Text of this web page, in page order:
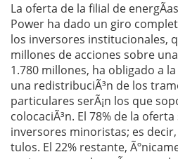
La oferta de la filial de
Power ha dado un giro
los inversores institucionales,
millones de acciones sobre
1.780 millones, ha obligado a
una redistribuciÃ³n de los
particulares serÃ¡n los que
colocaciÃ³n. El 78% de la oferta
inversores minoristas; es
tulos. El 22% restante,